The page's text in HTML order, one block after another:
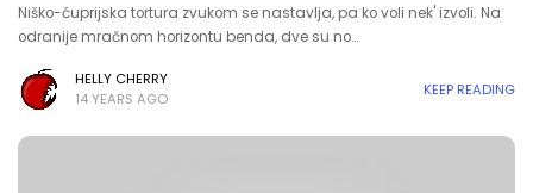
Niško-ćuprijska tortura zvukom se nastavlja, pa ko voli nek' izvoli. Na
odranije mračnom horizontu benda, dve su no…
HELLY CHERRY
14 YEARS AGO
KEEP READING